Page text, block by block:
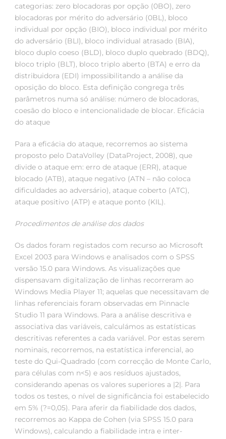
categorias: zero blocadoras por opção (0BO), zero
blocadoras por mérito do adversário (0BL), bloco
individual por opção (BIO), bloco individual por mérito
do adversário (BLI), bloco individual atrasado (BIA),
bloco duplo coeso (BLD), bloco duplo quebrado (BDQ),
bloco triplo (BLT), bloco triplo aberto (BTA) e erro da
distribuidora (EDI) impossibilitando a análise da
oposição do bloco. Esta definição congrega três
parâmetros numa só análise: número de blocadoras,
coesão do bloco e intencionalidade de blocar. Eficácia
do ataque
Para a eficácia do ataque, recorremos ao sistema
proposto pelo DataVolley (DataProject, 2008), que
divide o ataque em: erro de ataque (ERR), ataque
blocado (ATB), ataque negativo (ATN – não coloca
dificuldades ao adversário), ataque coberto (ATC),
ataque positivo (ATP) e ataque ponto (KIL).
Procedimentos de análise dos dados
Os dados foram registados com recurso ao Microsoft
Excel 2003 para Windows e analisados com o SPSS
versão 15.0 para Windows. As visualizações que
dispensavam digitalização de linhas recorreram ao
Windows Media Player 11; aquelas que necessitavam de
linhas referenciais foram observadas em Pinnacle
Studio 11 para Windows. Para a análise descritiva e
associativa das variáveis, calculámos as estatísticas
descritivas referentes a cada variável. Por estas serem
nominais, recorremos, na estatística inferencial, ao
teste do Qui-Quadrado (com correcção de Monte Carlo,
para células com n<5) e aos resíduos ajustados,
considerando apenas os valores superiores a |2|. Para
todos os testes, o nível de significância foi estabelecido
em 5% (?=0,05). Para aferir da fiabilidade dos dados,
recorremos ao Kappa de Cohen (via SPSS 15.0 para
Windows), calculando a fiabilidade intra e inter-